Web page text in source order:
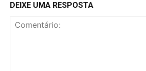
DEIXE UMA RESPOSTA